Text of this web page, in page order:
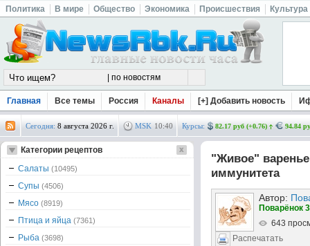
Политика В мире Общество Экономика Происшествия Культура
Главная Все темы Россия Каналы [+] Добавить новость
Сегодня: 8 августа 2026 г. MSK 10:40 Курсы: 82.17 руб (+0.76) 94.84
"Живое"
иммунитета
Автор:
Поварёнок
643
Распечатать
Категории рецептов
Салаты (10495)
Супы (4506)
Мясо (8919)
Птица и яйца (7361)
Рыба (3698)